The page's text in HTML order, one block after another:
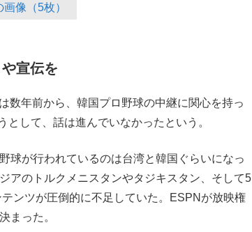
像（5枚）
宣伝を
年前から、韓国プロ野球の中継に関心を持っ
して、話は進んでいなかったという。
が行われているのは台湾と韓国ぐらいになっ
アのトルクメニスタンやタジキスタン、そして5
ンツが圧倒的に不足していた。ESPNが放映権
まった。